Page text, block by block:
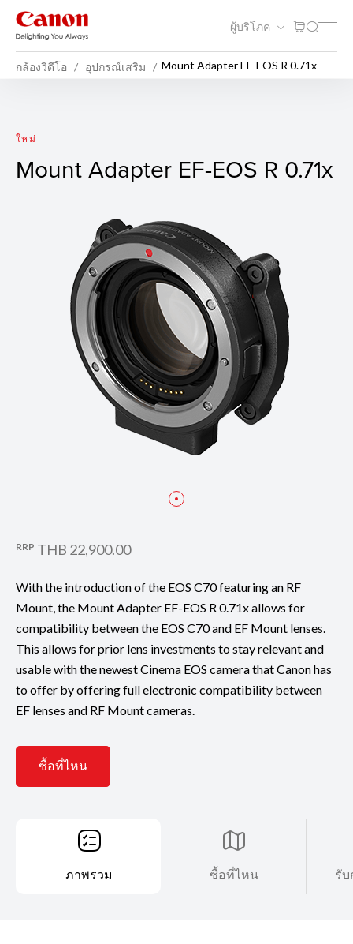
ผู้บริโภค
กล้องวิดีโอ อุปกรณ์เสริม Mount Adapter EF-EOS R 0.71x
Mount Adapter EF-EOS R
ใหม่
Mount Adapter EF-EOS R 0.71x
RRP THB 22,900.00
With the introduction of the EOS C70 featuring an RF
Mount, the Mount Adapter EF-EOS R 0.71x allows for
compatibility between the EOS C70 and EF Mount lenses.
This allows for prior lens investments to stay relevant and
usable with the newest Cinema EOS camera that Canon has
to offer by offering full electronic compatibility between
EF lenses and RF Mount cameras.
ซื้อที่ไหน
ภาพรวม ซื้อที่ไหน รับ